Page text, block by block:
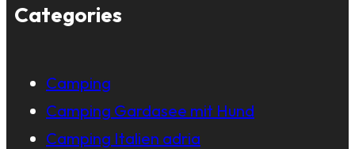
Categories
Camping
Camping Gardasee mit Hund
Camping Italien adria